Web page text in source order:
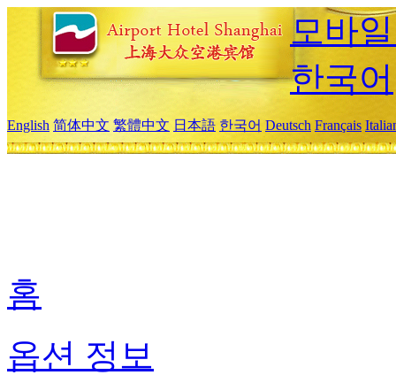
모바
한국어
English 简体中文 繁體中文 日本語 한국어 Deutsch Français
홈
옵션 정보